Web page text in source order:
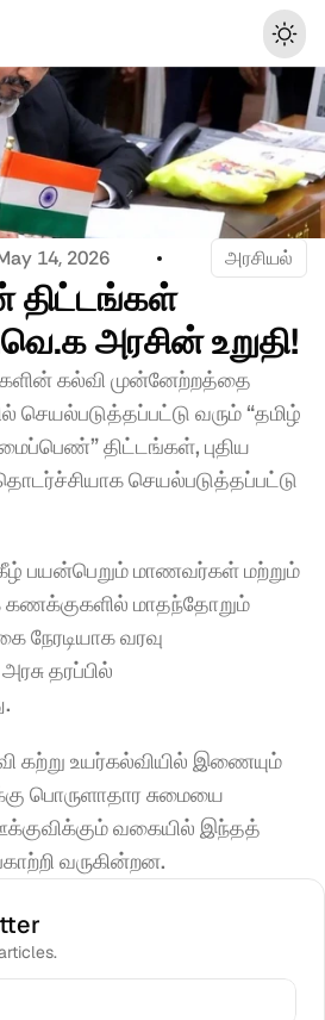
14, 2026 அரசியல்
திட்டங்கள்
அரசின் உறுதி!
கல்வி முன்னேற்றத்தை
செயல்படுத்தப்பட்டு வரும் “தமிழ்
திட்டங்கள், புதிய
செயல்படுத்தப்பட்டு
பயன்பெறும் மாணவர்கள் மற்றும்
மாதந்தோறும்
நேரடியாக வரவு
தரப்பில்
கற்று உயர்கல்வியில் இணையும்
பொருளாதார சுமையை
வகையில் இந்தத்
வருகின்றன.